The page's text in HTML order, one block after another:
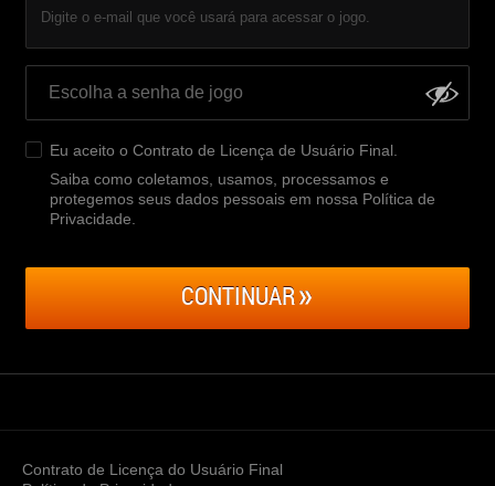
Digite o e-mail que você usará para acessar o jogo.
Eu aceito o Contrato de Licença de Usuário Final
Saiba como coletamos, usamos, processamos e
protegemos seus dados pessoais em nossa Política de
Privacidade
CONTINUAR
Contrato de Licença do Usuário Final